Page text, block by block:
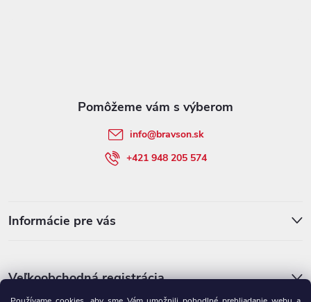
info@bravson.sk
+421 948 205 574
Informácie pre vás
Veľkoobchodná registrácia